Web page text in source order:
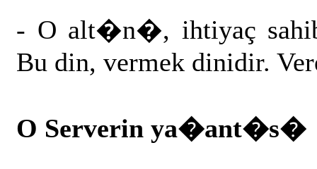
- O alt�n�, ihtiyaç
Bu din, vermek dinidir.
O Serverin ya�ant�s�